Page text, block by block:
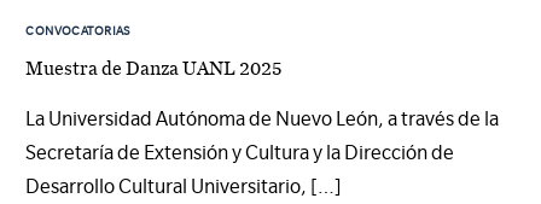
CONVOCATORIAS
Muestra de Danza UANL 2025
La Universidad Autónoma de Nuevo León, a través de la
Secretaría de Extensión y Cultura y la Dirección de
Desarrollo Cultural Universitario, […]